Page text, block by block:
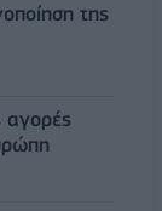
της
αγορές